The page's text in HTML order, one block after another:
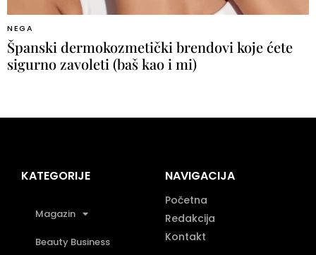
NEGA
Španski dermokozmetički brendovi koje ćete
sigurno zavoleti (baš kao i mi)
KATEGORIJE
Magazin
Beauty Business
NAVIGACIJA
Početna
Redakcija
Kontakt